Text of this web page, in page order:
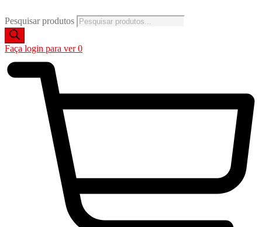
Pesquisar produtos
Faça login para ver 0